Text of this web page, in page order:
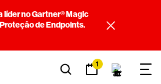
líder no Gartner® Magic
de Endpoints.
1